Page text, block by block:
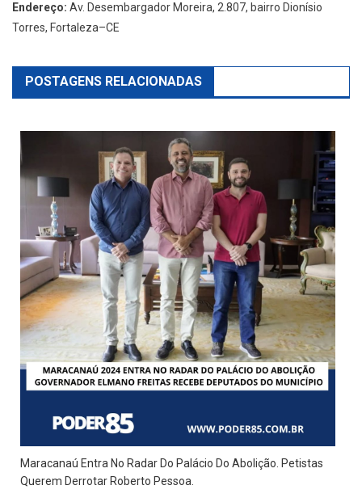
Endereço: Av. Desembargador Moreira, 2.807, bairro Dionísio
Torres, Fortaleza–CE
POSTAGENS RELACIONADAS
Maracanaú Entra No Radar Do Palácio Do Abolição. Petistas
Querem Derrotar Roberto Pessoa.